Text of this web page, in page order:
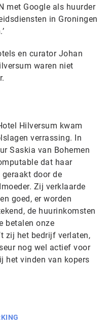
met Google als huurder
in Groningen
en curator Johan
waren niet
Hilversum kwam
verrassing. In
Saskia van Bohemen
dat haar
door de
Zij verklaarde
goed, er worden
de huurinkomsten
betalen onze
zij het bedrijf verlaten,
nog wel actief voor
het vinden van kopers